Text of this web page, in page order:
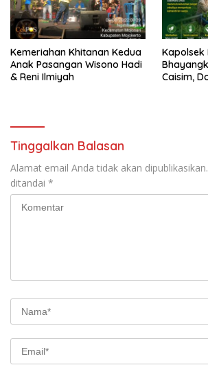
Kemeriahan Khitanan Kedua
Anak Pasangan Wisono Hadi
& Reni Ilmiyah
Kapolsek
Caisim,
Tinggalkan Balasan
Alamat email Anda tidak akan dipublikasikan.
ditandai *